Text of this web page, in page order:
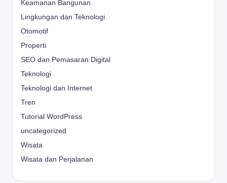
Keamanan Bangunan
Lingkungan dan Teknologi
Otomotif
Properti
SEO dan Pemasaran Digital
Teknologi
Teknologi dan Internet
Tren
Tutorial WordPress
uncategorized
Wisata
Wisata dan Perjalanan